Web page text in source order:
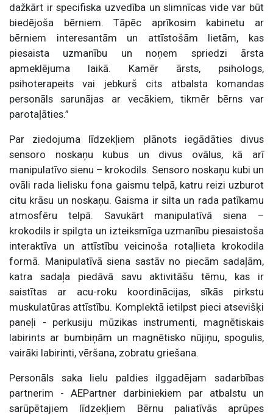
dažkārt ir specifiska uzvedība un slimnīcas vide var būt
biedējoša bērniem. Tāpēc aprīkosim kabinetu ar
bērniem interesantām un attīstošām lietām, kas
piesaista uzmanību un noņem spriedzi ārsta
apmeklējuma laikā. Kamēr ārsts, psihologs,
psihoterapeits vai jebkurš cits atbalsta komandas
personāls sarunājas ar vecākiem, tikmēr bērns var
parotaļāties.”
Par ziedojuma līdzekļiem plānots iegādāties divus
sensoro noskaņu kubus un divus ovālus, kā arī
manipulatīvo sienu – krokodils. Sensoro noskaņu kubi un
ovāli rada lielisku fona gaismu telpā, katru reizi uzburot
citu krāsu un noskaņu. Gaisma ir silta un rada patīkamu
atmosfēru telpā. Savukārt manipulatīvā siena –
krokodils ir spilgta un izteiksmīga uzmanību piesaistoša
interaktīva un attīstību veicinoša rotaļlieta krokodila
formā. Manipulatīvā siena sastāv no piecām sadaļām,
katra sadaļa piedāvā savu aktivitāšu tēmu, kas ir
saistītas ar acu-roku koordinācijas, sīkās pirkstu
muskulatūras attīstību. Komplektā ietilpst pieci atsevišķi
paneļi - perkusiju mūzikas instrumenti, magnētiskais
labirints ar bumbiņām un magnētisko nūjiņu, spogulis,
vairāki labirinti, vēršana, zobratu griešana.
Personāls saka lielu paldies ilggadējam sadarbības
partnerim - AEPartner darbiniekiem par atbalstu un
sarūpētajiem līdzekļiem Bērnu paliatīvās aprūpes